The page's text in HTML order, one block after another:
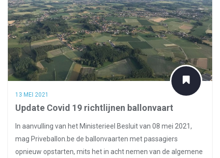
13 MEI 2021
Update Covid 19 richtlijnen ballonvaart
In aanvulling van het Ministerieel Besluit van 08 mei 2021,
mag Priveballon.be de ballonvaarten met passagiers
opnieuw opstarten, mits het in acht nemen van de algemene